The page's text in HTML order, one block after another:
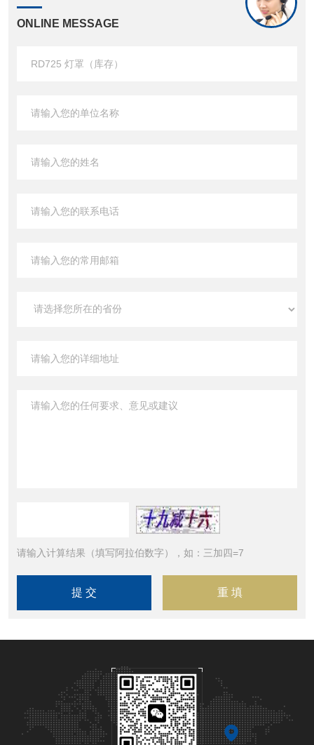
ONLINE MESSAGE
请输入计算结果（填写阿拉伯数字），如：三加四=7